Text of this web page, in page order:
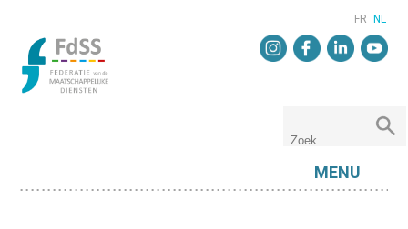
FR NL
MENU